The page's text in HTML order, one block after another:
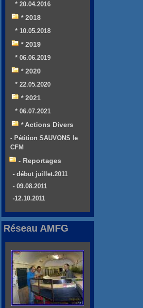
* 20.04.2016
* 2018
* 10.05.2018
* 2019
* 06.06.2019
* 2020
* 22.05.2020
* 2021
* 06.07.2021
* Actions Divers
- Pétition SAUVONS le
CFM
- Reportages
- début juillet.2011
- 09.08.2011
-12.10.2011
Réseau AMFG